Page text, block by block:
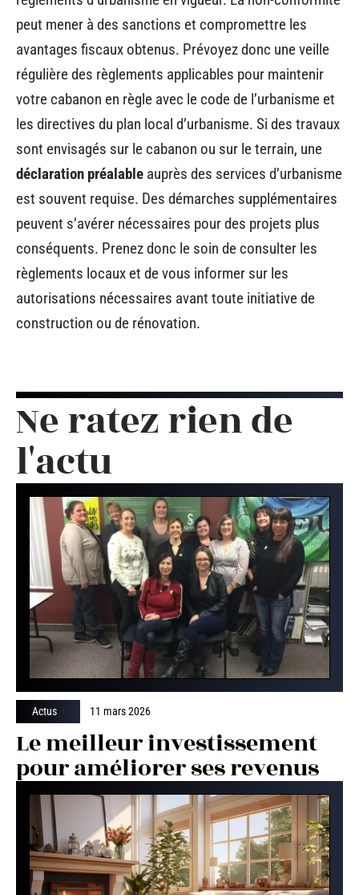
peut mener à des sanctions et compromettre les
avantages fiscaux obtenus. Prévoyez donc une veille
régulière des règlements applicables pour maintenir
votre cabanon en règle avec le code de l’urbanisme et
les directives du plan local d’urbanisme. Si des travaux
sont envisagés sur le cabanon ou sur le terrain, une
déclaration préalable auprès des services d’urbanisme
est souvent requise. Des démarches supplémentaires
peuvent s’avérer nécessaires pour des projets plus
conséquents. Prenez donc le soin de consulter les
règlements locaux et de vous informer sur les
autorisations nécessaires avant toute initiative de
construction ou de rénovation.
Ne ratez rien de
l'actu
Actus 11 mars 2026
Le meilleur investissement
pour améliorer ses revenus